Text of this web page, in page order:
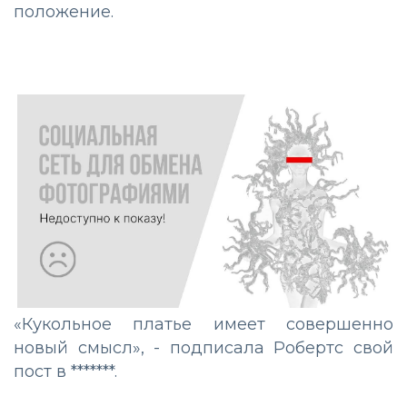
положение.
«Кукольное платье имеет совершенно
новый смысл», - подписала Робертс свой
пост в *******.